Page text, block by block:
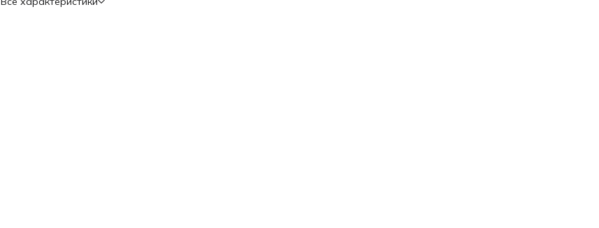
повреждениям; - легкое приклеивание к экрану и быстрое